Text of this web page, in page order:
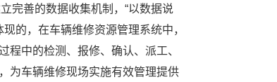
完善的数据收集机制，“以数据说
的，在车辆维修资源管理系统中，
中的检测、报修、确认、派工、
为车辆维修现场实施有效管理提供